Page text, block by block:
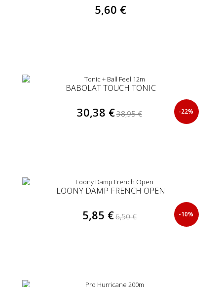
5,60 €
BABOLAT TOUCH TONIC
30,38 €38,95 € -22%
LOONY DAMP FRENCH OPEN
5,85 €6,50 € -10%